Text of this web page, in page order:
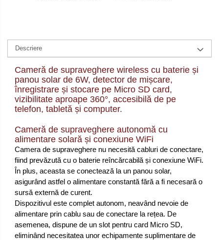
Descriere
Cameră de supraveghere wireless cu baterie și
panou solar de 6W, detector de mișcare,
înregistrare și stocare pe Micro SD card,
vizibilitate aproape 360°, accesibilă de pe
telefon, tabletă și computer.
Cameră de supraveghere autonomă cu
alimentare solară și conexiune WiFi
Camera de supraveghere nu necesită cabluri de conectare,
fiind prevăzută cu o baterie reîncărcabilă și conexiune WiFi.
În plus, aceasta se conectează la un panou solar,
asigurând astfel o alimentare constantă fără a fi necesară o
sursă externă de curent.
Dispozitivul este complet autonom, neavând nevoie de
alimentare prin cablu sau de conectare la rețea. De
asemenea, dispune de un slot pentru card Micro SD,
eliminând necesitatea unor echipamente suplimentare de